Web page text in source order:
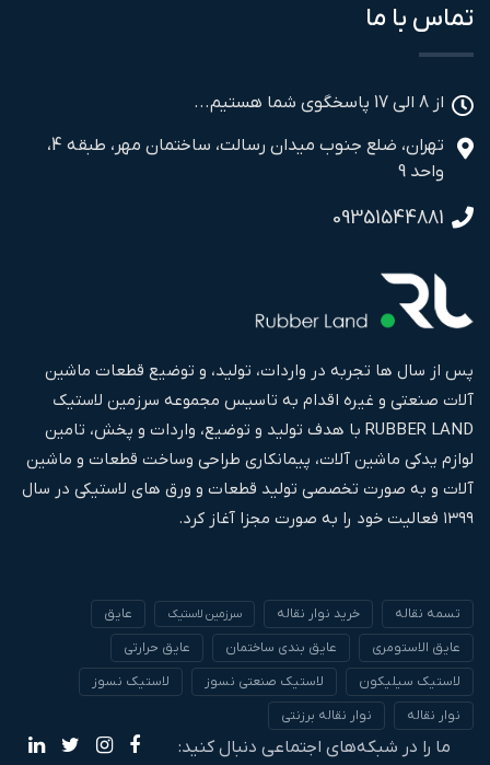
تماس با ما
از 8 الی 17 پاسخگوی شما هستیم...
تهران، ضلع جنوب میدان رسالت، ساختمان مهر، طبقه 4،
واحد 9
09351544881
پس از سال ها تجربه در واردات، تولید، و توضیع قطعات ماشین
آلات صنعتی و غیره اقدام به تاسیس مجموعه سرزمین لاستیک
RUBBER LAND با هدف تولید و توضیع، واردات و پخش، تامین
لوازم یدکی ماشین آلات، پیمانکاری طراحی وساخت قطعات و ماشین
آلات و به صورت تخصصی تولید قطعات و ورق های لاستیکی در سال
۱۳۹۹ فعالیت خود را به صورت مجزا آغاز کرد.
تسمه نقاله خرید نوار نقاله سرزمین لاستیک
عایق
عایق الاستومری
عایق بندی ساختمان
عایق حرارتی
لاستیک سیلیکون
لاستیک صنعتی نسوز
لاستیک نسوز
نوار نقاله
نوار نقاله برزنتی
ما را در شبکه‌های اجتماعی دنبال کنید: